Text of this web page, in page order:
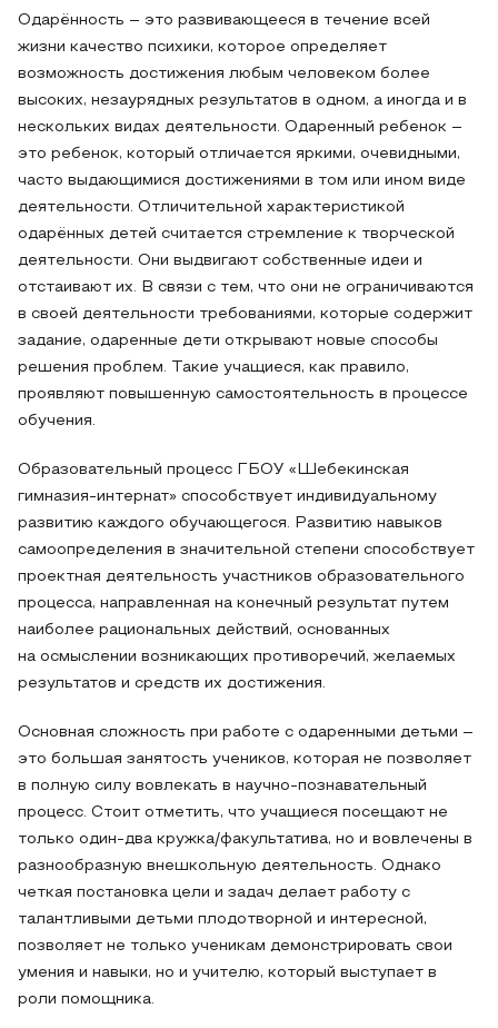
Одарённость – это развивающееся в течение всей
жизни качество психики, которое определяет
возможность достижения любым человеком более
высоких, незаурядных результатов в одном, а иногда и в
нескольких видах деятельности. Одаренный ребенок –
это ребенок, который отличается яркими, очевидными,
часто выдающимися достижениями в том или ином виде
деятельности. Отличительной характеристикой
одарённых детей считается стремление к творческой
деятельности. Они выдвигают собственные идеи и
отстаивают их. В связи с тем, что они не ограничиваются
в своей деятельности требованиями, которые содержит
задание, одаренные дети открывают новые способы
решения проблем. Такие учащиеся, как правило,
проявляют повышенную самостоятельность в процессе
обучения.
Образовательный процесс ГБОУ «Шебекинская
гимназия-интернат» способствует индивидуальному
развитию каждого обучающегося. Развитию навыков
самоопределения в значительной степени способствует
проектная деятельность участников образовательного
процесса, направленная на конечный результат путем
наиболее рациональных действий, основанных
на осмыслении возникающих противоречий, желаемых
результатов и средств их достижения.
Основная сложность при работе с одаренными детьми –
это большая занятость учеников, которая не позволяет
в полную силу вовлекать в научно-познавательный
процесс. Стоит отметить, что учащиеся посещают не
только один-два кружка/факультатива, но и вовлечены в
разнообразную внешкольную деятельность. Однако
четкая постановка цели и задач делает работу с
талантливыми детьми плодотворной и интересной,
позволяет не только ученикам демонстрировать свои
умения и навыки, но и учителю, который выступает в
роли помощника.